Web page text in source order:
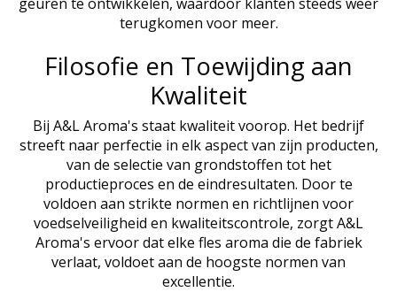
terugkomen voor meer.
Filosofie en Toewijding aan
Kwaliteit
Bij A&L Aroma's staat kwaliteit voorop. Het bedrijf
streeft naar perfectie in elk aspect van zijn producten,
van de selectie van grondstoffen tot het
productieproces en de eindresultaten. Door te
voldoen aan strikte normen en richtlijnen voor
voedselveiligheid en kwaliteitscontrole, zorgt A&L
Aroma's ervoor dat elke fles aroma die de fabriek
verlaat, voldoet aan de hoogste normen van
excellentie.